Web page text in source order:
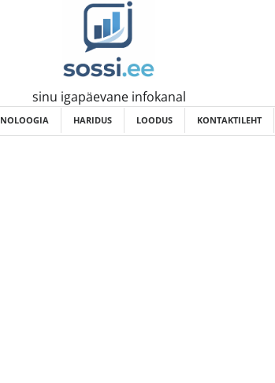
sinu igapäevane infokanal
HARIDUS LOODUS KONTAKTILEHT